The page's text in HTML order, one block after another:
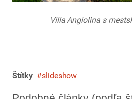
Villa Angiolina s
Štítky slideshow